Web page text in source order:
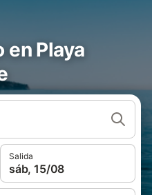
en Playa
Salida
sáb, 15/08